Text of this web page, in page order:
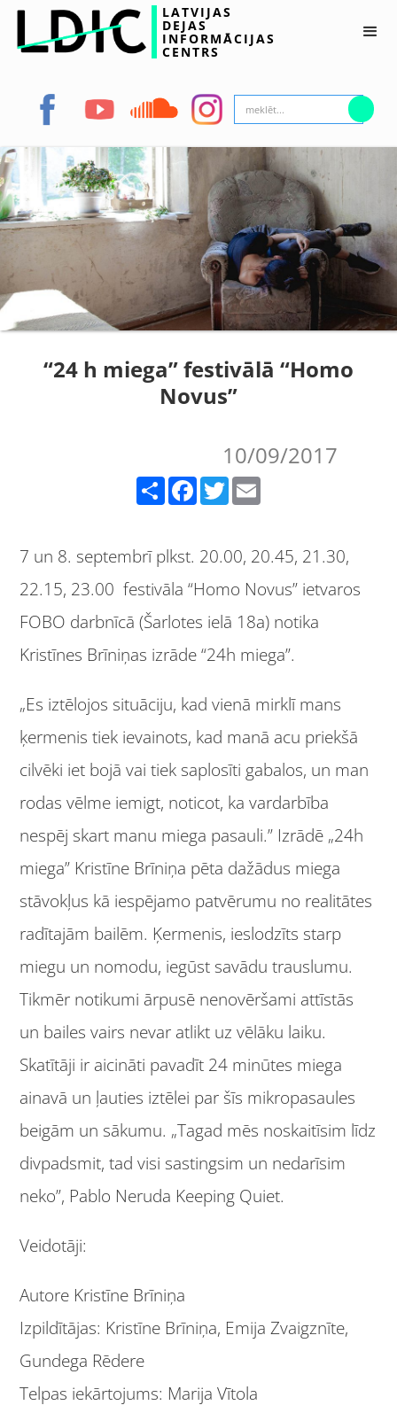
LATVIJAS
DEJAS
INFORMĀCIJAS
CENTRS
“24 h miega” festivālā “Homo
Novus”
10/09/2017
Facebook Twitter
7 un 8. septembrī plkst. 20.00, 20.45, 21.30,
22.15, 23.00 festivāla “Homo Novus” ietvaros
FOBO darbnīcā (Šarlotes ielā 18a) notika
Kristīnes Brīniņas izrāde “24h miega”.
„Es iztēlojos situāciju, kad vienā mirklī mans
ķermenis tiek ievainots, kad manā acu priekšā
cilvēki iet bojā vai tiek saplosīti gabalos, un man
rodas vēlme iemigt, noticot, ka vardarbība
nespēj skart manu miega pasauli.” Izrādē „24h
miega” Kristīne Brīniņa pēta dažādus miega
stāvokļus kā iespējamo patvērumu no realitātes
radītajām bailēm. Ķermenis, ieslodzīts starp
miegu un nomodu, iegūst savādu trauslumu.
Tikmēr notikumi ārpusē nenovēršami attīstās
un bailes vairs nevar atlikt uz vēlāku laiku.
Skatītāji ir aicināti pavadīt 24 minūtes miega
ainavā un ļauties iztēlei par šīs mikropasaules
beigām un sākumu. „Tagad mēs noskaitīsim līdz
divpadsmit, tad visi sastingsim un nedarīsim
neko”, Pablo Neruda Keeping Quiet.
Veidotāji:
Autore Kristīne Brīniņa
Izpildītājas: Kristīne Brīniņa, Emija Zvaigznīte,
Gundega Rēdere
Telpas iekārtojums: Marija Vītola